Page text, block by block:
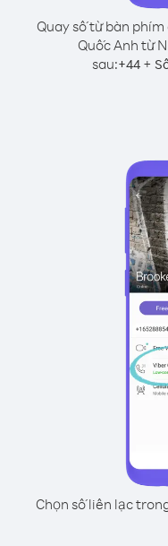
Quay số từ bàn
Quốc Anh từ
sau:+44+
Chọn số liên lạc